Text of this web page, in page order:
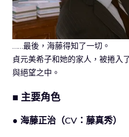
……最後，海藤得知了一切。
貞元美希子和她的家人，被捲入
與絕望之中。
■ 主要角色
● 海藤正治（CV：藤真秀）